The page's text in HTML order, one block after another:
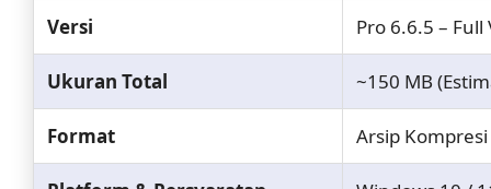
Versi Pro 6.6.5 –
Ukuran Total ~150 MB
Format Arsip